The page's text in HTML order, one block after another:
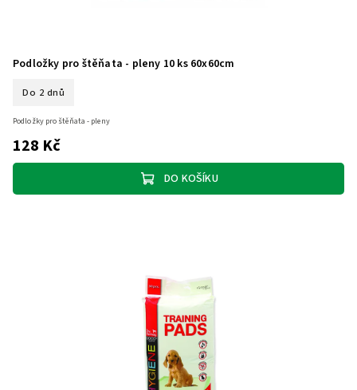
Podložky pro štěňata - pleny 10 ks 60x60cm
Do 2 dnů
128 Kč
DO KOŠÍKU
Podložky pro štěňata - pleny